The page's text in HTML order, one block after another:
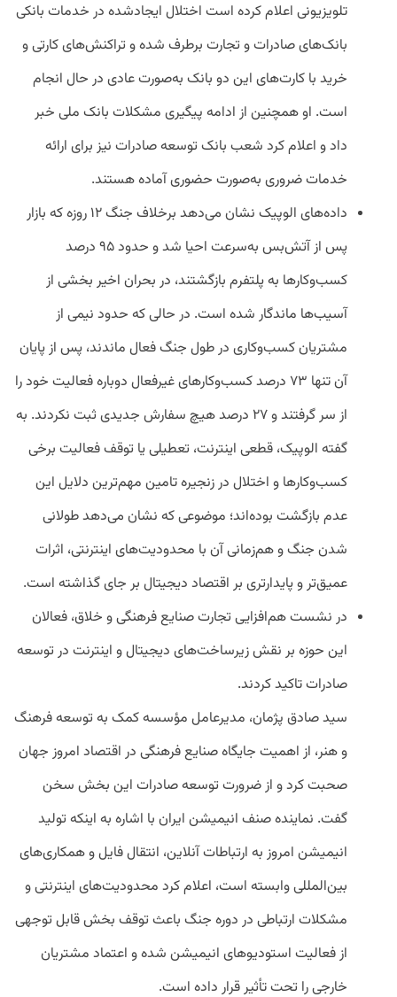
تلویزیونی اعلام کرده است اختلال ایجادشده در خدمات بانکی
بانک‌های صادرات و تجارت برطرف شده و تراکنش‌های کارتی و
خرید با کارت‌های این دو بانک به‌صورت عادی در حال انجام
است. او همچنین از ادامه پیگیری مشکلات بانک ملی خبر
داد و اعلام کرد شعب بانک توسعه صادرات نیز برای ارائه
خدمات ضروری به‌صورت حضوری آماده هستند.
داده‌های الوپیک نشان می‌دهد برخلاف جنگ ۱۲ روزه که بازار
پس از آتش‌بس به‌سرعت احیا شد و حدود ۹۵ درصد
کسب‌وکارها به پلتفرم بازگشتند، در بحران اخیر بخشی از
آسیب‌ها ماندگار شده است. در حالی که حدود نیمی از
مشتریان کسب‌وکاری در طول جنگ فعال ماندند، پس از پایان
آن تنها ۷۳ درصد کسب‌وکارهای غیرفعال دوباره فعالیت خود را
از سر گرفتند و ۲۷ درصد هیچ سفارش جدیدی ثبت نکردند. به
گفته الوپیک، قطعی اینترنت، تعطیلی یا توقف فعالیت برخی
کسب‌وکارها و اختلال در زنجیره تامین مهم‌ترین دلایل این
عدم بازگشت بوده‌اند؛ موضوعی که نشان می‌دهد طولانی
شدن جنگ و هم‌زمانی آن با محدودیت‌های اینترنتی، اثرات
عمیق‌تر و پایدارتری بر اقتصاد دیجیتال بر جای گذاشته است.
در نشست هم‌افزایی تجارت صنایع فرهنگی و خلاق، فعالان
این حوزه بر نقش زیرساخت‌های دیجیتال و اینترنت در توسعه
صادرات تاکید کردند.
سید صادق پژمان، مدیرعامل مؤسسه کمک به توسعه فرهنگ
و هنر، از اهمیت جایگاه صنایع فرهنگی در اقتصاد امروز جهان
صحبت کرد و از ضرورت توسعه صادرات این بخش سخن
گفت. نماینده صنف انیمیشن ایران با اشاره به اینکه تولید
انیمیشن امروز به ارتباطات آنلاین، انتقال فایل و همکاری‌های
بین‌المللی وابسته است، اعلام کرد محدودیت‌های اینترنتی و
مشکلات ارتباطی در دوره جنگ باعث توقف بخش قابل توجهی
از فعالیت استودیوهای انیمیشن شده و اعتماد مشتریان
خارجی را تحت تأثیر قرار داده است.